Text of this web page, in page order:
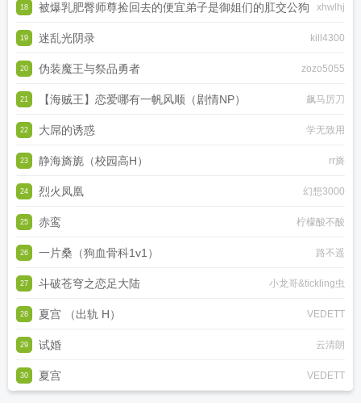
18 被爆乳肥臀师尊捡回去的便宜弟子是御姐们的肛交公狗 xhwlhj
19 迷乱光阴录 kill4300
20 伪装魔王与祭品勇者 zozo5055
21 【海贼王】恋爱哪有一帆风顺（剧情NP） 飙马厉刀
22 大屌的诱惑 学无致用
23 静海旖旎（校园高H） rr旖
24 烈火凤凰 幻想3000
25 赤鸾 柠檬酸不酸
26 一片桑（狗血骨科1v1） 路不遥
27 斗破苍穹之恋足大陆 小龙哥&tickling虫
28 夏宫 （出轨 H） VEDETT
29 试婚 云清朗
30 夏宫 VEDETT